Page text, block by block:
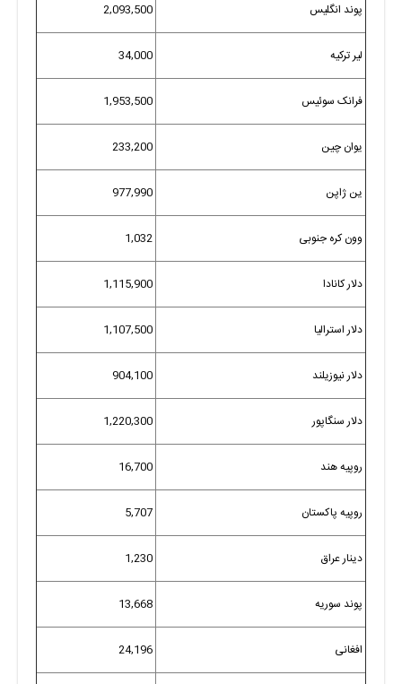
پوند انگلیس 2,093,500
لیر ترکیه 34,000
فرانک سوئیس 1,953,500
یوان چین 233,200
ین ژاپن 977,990
وون کره جنوبی 1,032
دلار کانادا 1,115,900
دلار استرالیا 1,107,500
دلار نیوزیلند 904,100
دلار سنگاپور 1,220,300
روپیه هند 16,700
روپیه پاکستان 5,707
دینار عراق 1,230
پوند سوریه 13,668
افغانی 24,196